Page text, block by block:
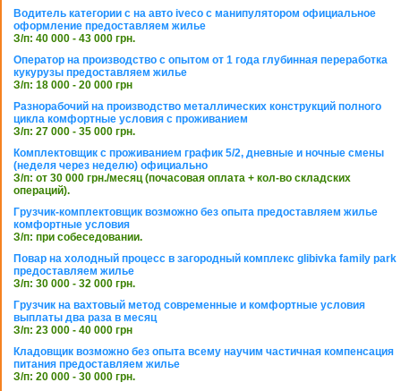
Водитель категории с на авто iveco с манипулятором официальное
оформление предоставляем жилье
З/п: 40 000 - 43 000 грн.
Оператор на производство с опытом от 1 года глубинная переработка
кукурузы предоставляем жилье
З/п: 18 000 - 20 000 грн
Разнорабочий на производство металлических конструкций полного
цикла комфортные условия с проживанием
З/п: 27 000 - 35 000 грн.
Комплектовщик с проживанием график 5/2, дневные и ночные смены
(неделя через неделю) официально
З/п: от 30 000 грн./месяц (почасовая оплата + кол-во складских
операций).
Грузчик-комплектовщик возможно без опыта предоставляем жилье
комфортные условия
З/п: при собеседовании.
Повар на холодный процесс в загородный комплекс glibivka family park
предоставляем жилье
З/п: 30 000 - 32 000 грн.
Грузчик на вахтовый метод современные и комфортные условия
выплаты два раза в месяц
З/п: 23 000 - 40 000 грн
Кладовщик возможно без опыта всему научим частичная компенсация
питания предоставляем жилье
З/п: 20 000 - 30 000 грн.